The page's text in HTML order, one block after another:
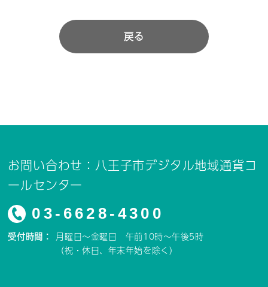
戻る
お問い合わせ：八王子市デジタル地域通貨コ
ールセンター
03-6628-4300
受付時間： 月曜日～金曜日 午前10時～午後5時
（祝・休日、年末年始を除く）